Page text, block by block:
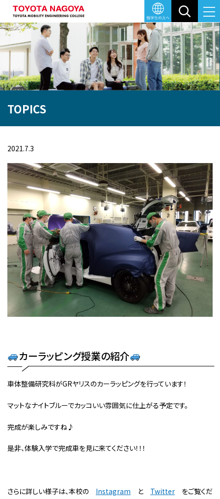
学校紹介
メッセージ・沿革
学科・コース
高度自動車工学科高度
進学イメージ
教育環境
就職について
キャンパスライフ
学校イベント
入学情報
各種制度・奨学金
WEB出願（AO以外）の
トップ TOPICS
TOPICS
2021.7.3
カーラッピング授業の紹介
車体整備研究科がGRヤリスのカーラッピングを行っています！
マットなナイトブルーでカッコいい雰囲気に仕上がる予定です。
完成が楽しみですね♪
是非、体験入学で完成車を見に来てください！！！
さらに詳しい様子は、本校の Instagram と Twitter をご覧くだ